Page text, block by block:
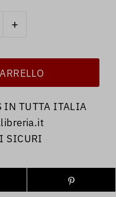
+
IN TUTTA ITALIA
SICURI